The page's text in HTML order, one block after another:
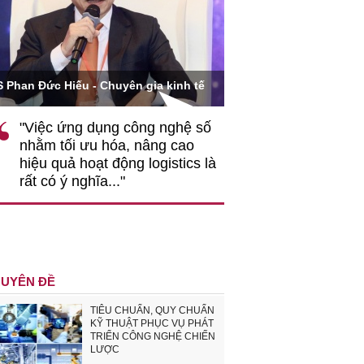
Phan Đức Hiếu - Chuyên gia kinh tế
"Việc ứng dụng công nghệ số
nhằm tối ưu hóa, nâng cao
hiệu quả hoạt động logistics là
rất có ý nghĩa..."
ĐỀ
TIÊU CHUẨN, QUY CHUẨN
KỸ THUẬT PHỤC VỤ PHÁT
TRIỂN CÔNG NGHỆ CHIẾN
LƯỢC